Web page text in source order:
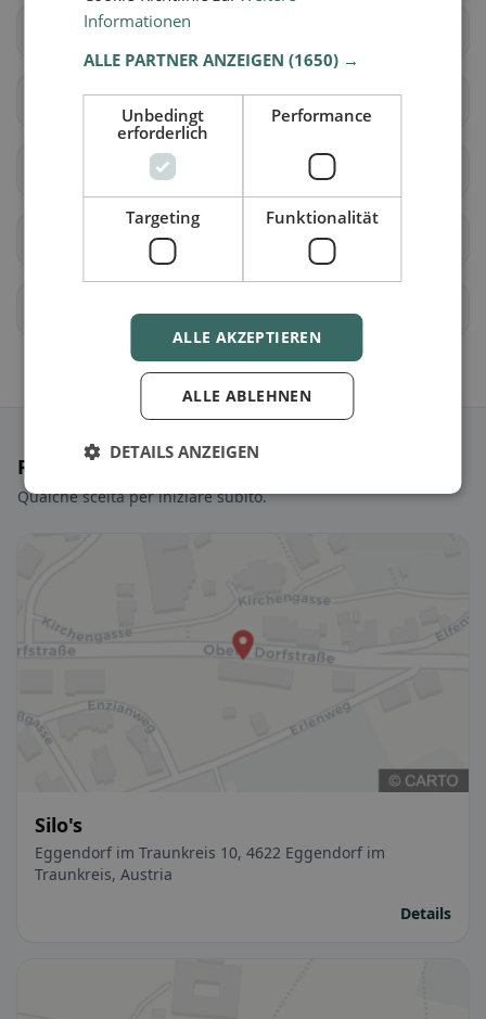
Kronstorf
St. Florian Neuhofen an der Krems
Niederneukirchen Oftering
Piberbach
St. Marien
Ristoranti selezionati
Qualche scelta per iniziare subito.
Silo's
Eggendorf im Traunkreis 10, 4622 Eggendorf im
Traunkreis, Austria
Details
Informationen
ALLE PARTNER ANZEIGEN(1650) →
Unbedingt
erforderlich
Performance
Targeting Funktionalität
ALLE AKZEPTIEREN
ALLE ABLEHNEN
DETAILS ANZEIGEN